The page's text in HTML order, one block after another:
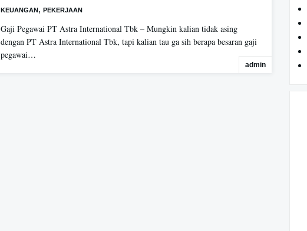
KEUANGAN, PEKERJAAN
Gaji Pegawai PT Astra International Tbk – Mungkin kalian tidak asing
dengan PT Astra International Tbk, tapi kalian tau ga sih berapa besaran gaji
pegawai…
admin